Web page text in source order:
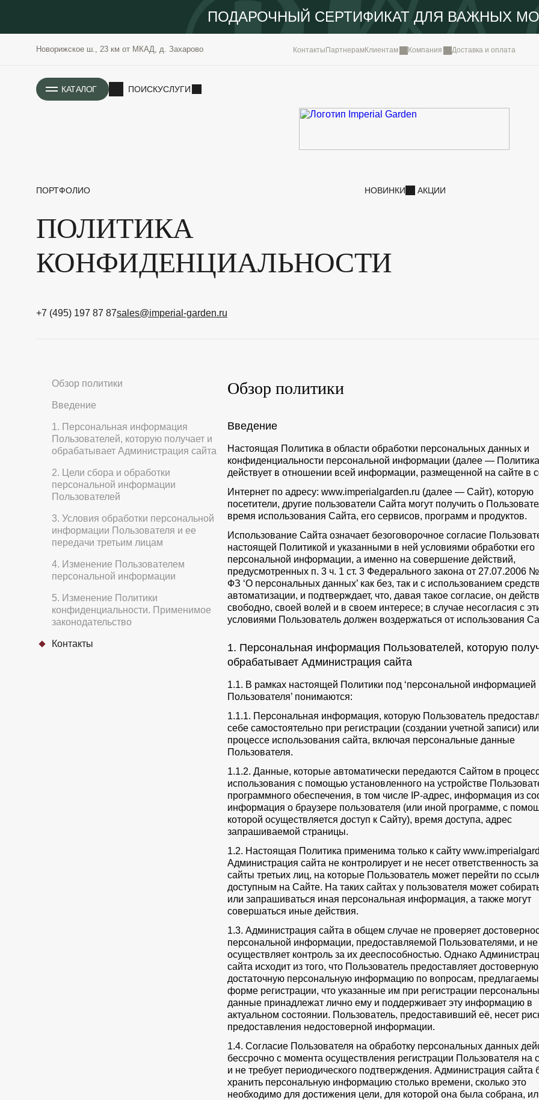
ПОДАРОЧНЫЙ СЕРТИФИКАТ ДЛЯ ВАЖНЫХ
Новорижское ш., 23 км от МКАД, д. Захарово Контакты ПартнерамКлиентам Компания Доставка и оплата
КАТАЛОГ ПОИСКУСЛУГИ
ПОРТФОЛИО НОВИНКИ АКЦИИ
РАСТЕНИЯ
САДОВЫЕ
ПРИНАДЛЕЖНОСТИ
SALEНОВИНКИ АКЦИИ
ОЗЕЛЕНЕНИЕ
ПРОЕКТИРОВАНИЕ
БЛАГОУСТРОЙСТВО
ДОСТАВКА И УХОД
+7 (495) 197 87 87
ИСТОРИЯ
ПОЛИТИКА
КОНФИДЕНЦИАЛЬНОСТИ
+7 (495) 197 87 87sales@imperial-garden.ru
Обзор политики
Введение
1. Персональная информация
Пользователей, которую получает и
обрабатывает Администрация сайта
2. Цели сбора и обработки
персональной информации
Пользователей
3. Условия обработки персональной
информации Пользователя и ее
передачи третьим лицам
4. Изменение Пользователем
персональной информации
5. Изменение Политики
конфиденциальности. Применимое
законодательство
Контакты
Обзор политики
Введение
Настоящая Политика в области обработки персональных данных и
конфиденциальности персональной информации (далее —
действует в отношении всей информации, размещенной на сайте в
Интернет по адресу: www.imperialgarden.ru (далее — Сайт), которую
посетители, другие пользователи Сайта могут получить о
время использования Сайта, его сервисов, программ и продуктов.
Использование Сайта означает безоговорочное согласие
настоящей Политикой и указанными в ней условиями обработки его
персональной информации, а именно на совершение действий,
предусмотренных п. 3 ч. 1 ст. 3 Федерального закона от 27.07.2006
ФЗ ‘О персональных данных’ как без, так и с использованием средств
автоматизации, и подтверждает, что, давая такое согласие, он
свободно, своей волей и в своем интересе; в случае несогласия с
условиями Пользователь должен воздержаться от использования
1. Персональная информация Пользователей, которую
обрабатывает Администрация сайта
1.1. В рамках настоящей Политики под ‘персональной информацией
Пользователя’ понимаются:
1.1.1. Персональная информация, которую Пользователь
себе самостоятельно при регистрации (создании учетной записи)
процессе использования сайта, включая персональные данные
Пользователя.
1.1.2. Данные, которые автоматически передаются Сайтом в
использования с помощью установленного на устройстве
программного обеспечения, в том числе IP-адрес, информация из
информация о браузере пользователя (или иной программе, с
которой осуществляется доступ к Сайту), время доступа, адрес
запрашиваемой страницы.
1.2. Настоящая Политика применима только к сайту
Администрация сайта не контролирует и не несет ответственность за
сайты третьих лиц, на которые Пользователь может перейти по
доступным на Сайте. На таких сайтах у пользователя может
или запрашиваться иная персональная информация, а также могут
совершаться иные действия.
1.3. Администрация сайта в общем случае не проверяет
персональной информации, предоставляемой Пользователями, и не
осуществляет контроль за их дееспособностью. Однако
сайта исходит из того, что Пользователь предоставляет
достаточную персональную информацию по вопросам,
форме регистрации, что указанные им при регистрации
данные принадлежат лично ему и поддерживает эту информацию в
актуальном состоянии. Пользователь, предоставивший её, несет
предоставления недостоверной информации.
1.4. Согласие Пользователя на обработку персональных данных
бессрочно с момента осуществления регистрации Пользователя на
и не требует периодического подтверждения. Администрация сайта
хранить персональную информацию столько времени, сколько это
необходимо для достижения цели, для которой она была собрана,